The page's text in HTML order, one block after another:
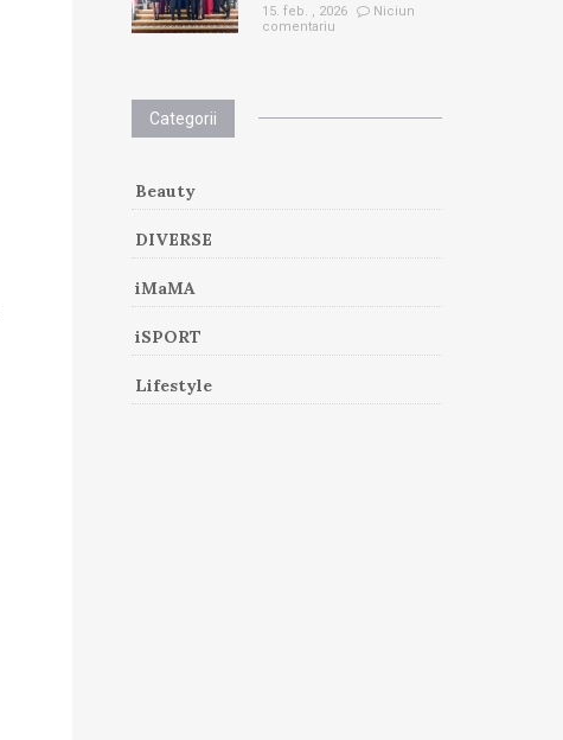
15. feb. , 2026
Niciun
comentariu
Categorii
Beauty
DIVERSE
iMaMA
iSPORT
Lifestyle